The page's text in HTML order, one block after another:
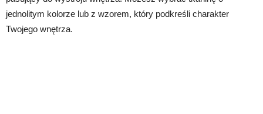
jednolitym kolorze lub z wzorem, który podkreśli charakter
Twojego wnętrza.